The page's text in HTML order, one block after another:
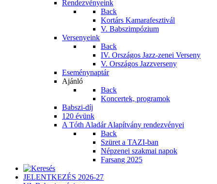
Rendezvényeink
Back
Kortárs Kamarafesztivál
V. Babszimpózium
Versenyeink
Back
IV. Országos Jazz-zenei Verseny
V. Országos Jazzverseny
Eseménynaptár
Ajánló
Back
Koncertek, programok
Babszi-díj
120 évünk
A Tóth Aladár Alapítvány rendezvényei
Back
Szüret a TAZI-ban
Népzenei szakmai napok
Farsang 2025
JELENTKEZÉS 2026-27